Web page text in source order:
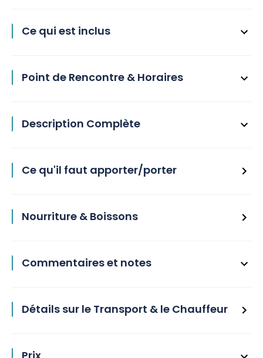
Ce qui est inclus
Point de Rencontre & Horaires
Description Complète
Ce qu'il faut apporter/porter
Nourriture & Boissons
Commentaires et notes
Détails sur le Transport & le Chauffeur